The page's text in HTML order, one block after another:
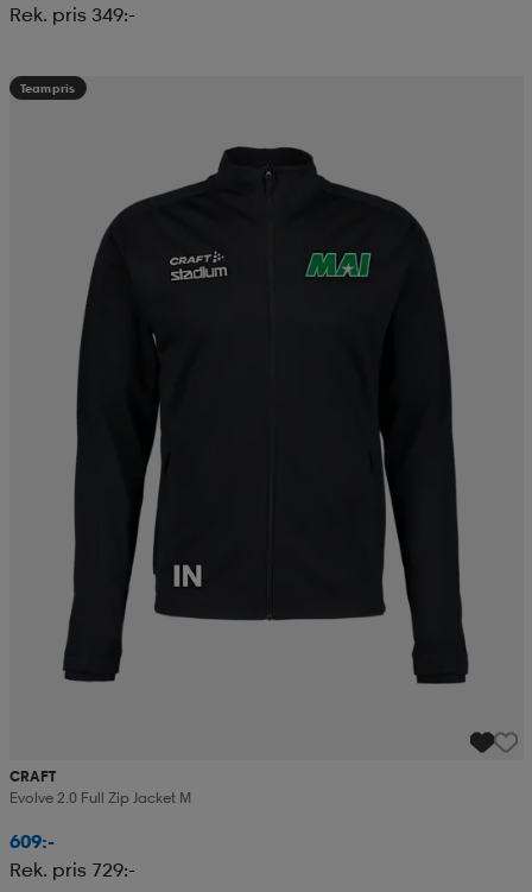
Rek. pris 349:-
Teampris
CRAFT
Evolve 2.0 Full Zip Jacket M
609:-
Rek. pris 729:-